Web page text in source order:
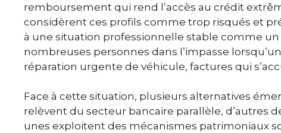
remboursement qui rend l’accès au crédit
considèrent ces profils comme trop risqués et
à une situation professionnelle stable comme
nombreuses personnes dans l’impasse
réparation urgente de véhicule, factures qui
Face à cette situation, plusieurs alternatives
relèvent du secteur bancaire parallèle, d’autres
unes exploitent des mécanismes patrimoniaux